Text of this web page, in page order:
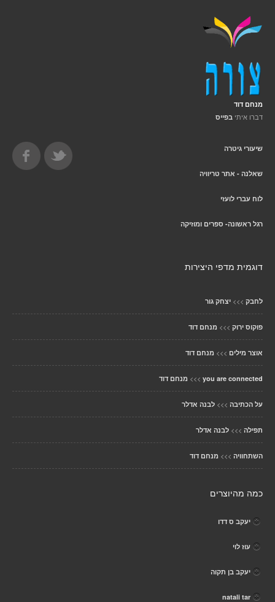
מנחם דוד
דברו איתי בפייס
שיעורי גיטרה
שאלנה - אתר טריוויה
לוח עברי לועזי
רגל ראשונה- ספרים ומוזיקה
דוגמית מדפי היצירות
לחבק >>> יצחק גור
פוקוס ירוק >>> מנחם דוד
אוצר מילים >>> מנחם דוד
you are connected
>>> מנחם דוד
על הכתיבה >>> לבנה אדלר
תפילה >>> לבנה אדלר
השתחוויה >>> מנחם דוד
כמה מהיוצרים
יעקב ס דדו
עוז לוי
יעקב בן תקוה
natali tar